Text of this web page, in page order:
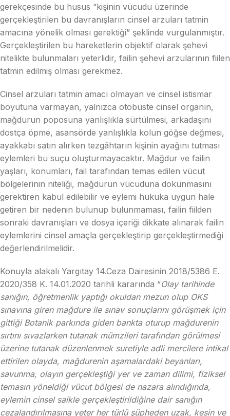
gerekçesinde bu husus “kişinin vücudu üzerinde
gerçekleştirilen bu davranışların cinsel arzuları tatmin
amacına yönelik olması gerektiği” şeklinde vurgulanmıştır.
Gerçekleştirilen bu hareketlerin objektif olarak şehevi
nitelikte bulunmaları yeterlidir, failin şehevi arzularının fiilen
tatmin edilmiş olması gerekmez.
Cinsel arzuları tatmin amacı olmayan ve cinsel istismar
boyutuna varmayan, yalnızca otobüste cinsel organın,
mağdurun poposuna yanlışlıkla sürtülmesi, arkadaşını
dostça öpme, asansörde yanlışlıkla kolun göğse değmesi,
ayakkabı satın alırken tezgâhtarın kişinin ayağını tutması
eylemleri bu suçu oluşturmayacaktır. Mağdur ve failin
yaşları, konumları, fail tarafından temas edilen vücut
bölgelerinin niteliği, mağdurun vücuduna dokunmasını
gerektiren kabul edilebilir ve eylemi hukuka uygun hale
getiren bir nedenin bulunup bulunmaması, failin fiilden
sonraki davranışları ve dosya içeriği dikkate alınarak failin
eylemlerini cinsel amaçla gerçekleştirip gerçekleştirmediği
değerlendirilmelidir.
Konuyla alakalı Yargıtay 14.Ceza Dairesinin 2018/5386 E.
2020/358 K. 14.01.2020 tarihli kararında “Olay tarihinde
sanığın, öğretmenlik yaptığı okuldan mezun olup OKS
sınavına giren mağdure ile sınav sonuçlarını görüşmek için
gittiği Botanik parkında giden bankta oturup mağdurenin
sırtını sıvazlarken tutanak mümzileri tarafından görülmesi
üzerine tutanak düzenlenmek suretiyle adli mercilere intikal
ettirilen olayda, mağdurenin aşamalardaki beyanları,
savunma, olayın gerçekleştiği yer ve zaman dilimi, fiziksel
temasın yöneldiği vücut bölgesi de nazara alındığında,
eylemin cinsel saikle gerçekleştirildiğine dair sanığın
cezalandırılmasına yeter her türlü şüpheden uzak, kesin ve